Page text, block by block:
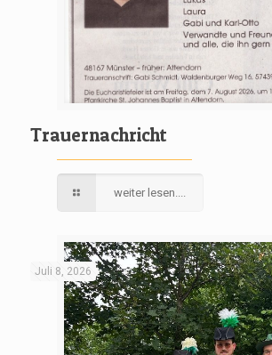
Trauernachricht
weiter lesen....
Juli 8, 2026